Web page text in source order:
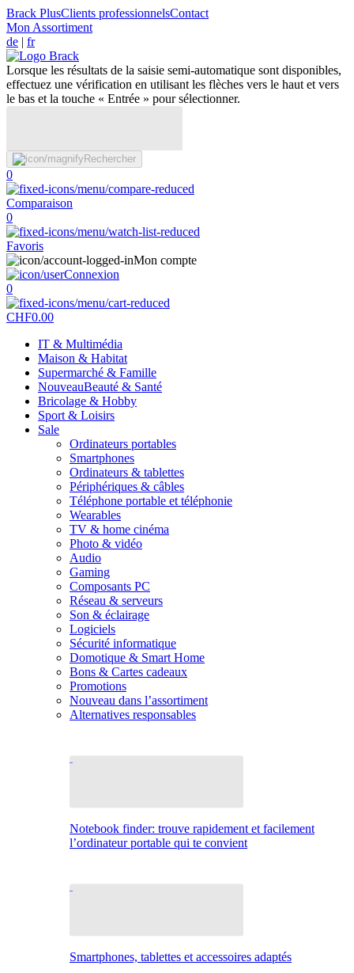
Brack PlusClients professionnelsContact
Mon Assortiment
de | fr
Lorsque les résultats de la saisie semi-automatique sont disponibles,
effectuez une vérification en utilisant les flèches vers le haut et vers
le bas et la touche « Entrée » pour sélectionner.
Rechercher
0
Comparaison
0
Favoris
Mon compte
Connexion
0
CHF0.00
IT & Multimédia
Maison & Habitat
Supermarché & Famille
NouveauBeauté & Santé
Bricolage & Hobby
Sport & Loisirs
Sale
Ordinateurs portables
Smartphones
Ordinateurs & tablettes
Périphériques & câbles
Téléphone portable et téléphonie
Wearables
TV & home cinéma
Photo & vidéo
Audio
Gaming
Composants PC
Réseau & serveurs
Son & éclairage
Logiciels
Sécurité informatique
Domotique & Smart Home
Bons & Cartes cadeaux
Promotions
Nouveau dans l’assortiment
Alternatives responsables
Notebook finder: trouve rapidement et facilement
l’ordinateur portable qui te convient
Smartphones, tablettes et accessoires adaptés